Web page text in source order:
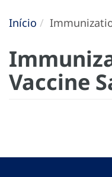
Início
Vaccine